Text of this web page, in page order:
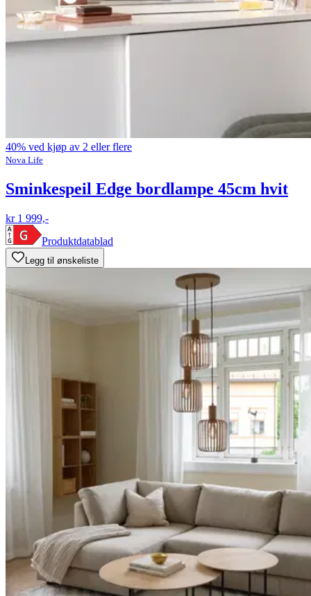
40% ved kjøp av 2 eller flere
Nova Life
Sminkespeil Edge bordlampe 45cm hvit
kr 1 999,-
Produktdatablad
Legg til ønskeliste